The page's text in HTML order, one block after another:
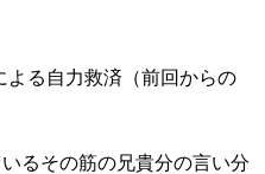
る自力救済（前回からの
るその筋の兄貴分の言い分